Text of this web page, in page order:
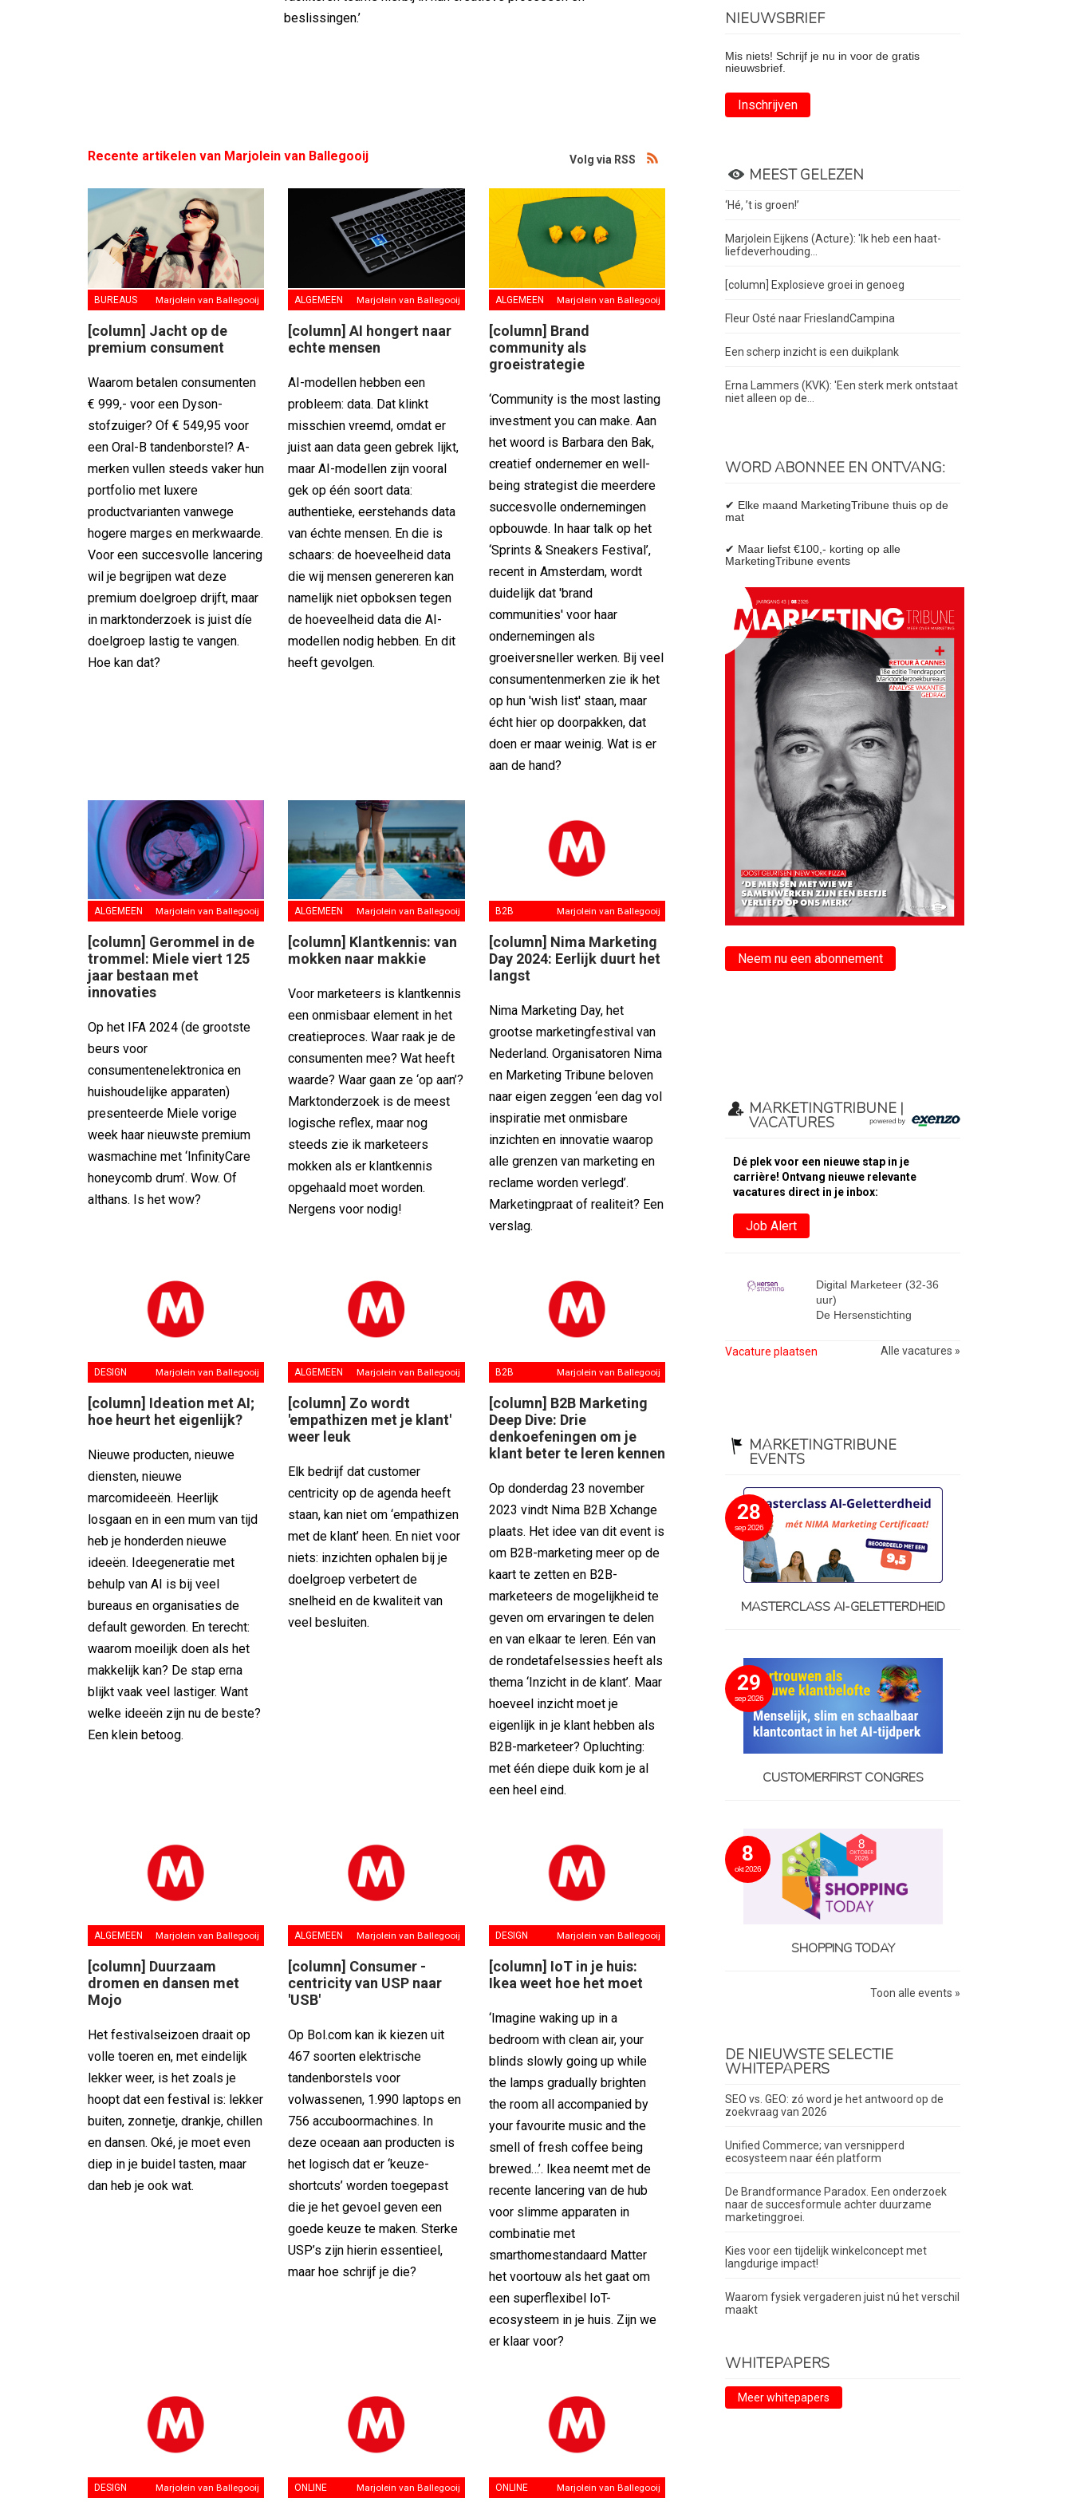
beslissingen.’
Recente artikelen van Marjolein van Ballegooij Volg via RSS
BUREAUS Marjolein van Ballegooij
[column] Jacht op de
premium consument
Waarom betalen consumenten
€ 999,- voor een Dyson-
stofzuiger? Of € 549,95 voor
een Oral-B tandenborstel? A-
merken vullen steeds vaker hun
portfolio met luxere
productvarianten vanwege
hogere marges en merkwaarde.
Voor een succesvolle lancering
wil je begrijpen wat deze
premium doelgroep drijft, maar
in marktonderzoek is juist díe
doelgroep lastig te vangen.
Hoe kan dat?
ALGEMEEN Marjolein van Ballegooij
[column] AI hongert naar
echte mensen
AI-modellen hebben een
probleem: data. Dat klinkt
misschien vreemd, omdat er
juist aan data geen gebrek lijkt,
maar AI-modellen zijn vooral
gek op één soort data:
authentieke, eerstehands data
van échte mensen. En die is
schaars: de hoeveelheid data
die wij mensen genereren kan
namelijk niet opboksen tegen
de hoeveelheid data die AI-
modellen nodig hebben. En dit
heeft gevolgen.
ALGEMEEN Marjolein van Ballegooij
[column] Brand
community als
groeistrategie
‘Community is the most lasting
investment you can make. Aan
het woord is Barbara den Bak,
creatief ondernemer en well-
being strategist die meerdere
succesvolle ondernemingen
opbouwde. In haar talk op het
‘Sprints & Sneakers Festival’,
recent in Amsterdam, wordt
duidelijk dat 'brand
communities' voor haar
ondernemingen als
groeiversneller werken. Bij veel
consumentenmerken zie ik het
op hun 'wish list' staan, maar
écht hier op doorpakken, dat
doen er maar weinig. Wat is er
aan de hand?
ALGEMEEN Marjolein van Ballegooij
[column] Gerommel in de
trommel: Miele viert 125
jaar bestaan met
innovaties
Op het IFA 2024 (de grootste
beurs voor
consumentenelektronica en
huishoudelijke apparaten)
presenteerde Miele vorige
week haar nieuwste premium
wasmachine met ‘InfinityCare
honeycomb drum’. Wow. Of
althans. Is het wow?
ALGEMEEN Marjolein van Ballegooij
[column] Klantkennis: van
mokken naar makkie
Voor marketeers is klantkennis
een onmisbaar element in het
creatieproces. Waar raak je de
consumenten mee? Wat heeft
waarde? Waar gaan ze ‘op aan’?
Marktonderzoek is de meest
logische reflex, maar nog
steeds zie ik marketeers
mokken als er klantkennis
opgehaald moet worden.
Nergens voor nodig!
B2B Marjolein van Ballegooij
[column] Nima Marketing
Day 2024: Eerlijk duurt het
langst
Nima Marketing Day, het
grootse marketingfestival van
Nederland. Organisatoren Nima
en Marketing Tribune beloven
naar eigen zeggen ‘een dag vol
inspiratie met onmisbare
inzichten en innovatie waarop
alle grenzen van marketing en
reclame worden verlegd’.
Marketingpraat of realiteit? Een
verslag.
DESIGN Marjolein van Ballegooij
[column] Ideation met AI;
hoe heurt het eigenlijk?
Nieuwe producten, nieuwe
diensten, nieuwe
marcomideeën. Heerlijk
losgaan en in een mum van tijd
heb je honderden nieuwe
ideeën. Ideegeneratie met
behulp van AI is bij veel
bureaus en organisaties de
default geworden. En terecht:
waarom moeilijk doen als het
makkelijk kan? De stap erna
blijkt vaak veel lastiger. Want
welke ideeën zijn nu de beste?
Een klein betoog.
ALGEMEEN Marjolein van Ballegooij
[column] Zo wordt
'empathizen met je klant'
weer leuk
Elk bedrijf dat customer
centricity op de agenda heeft
staan, kan niet om ‘empathizen
met de klant’ heen. En niet voor
niets: inzichten ophalen bij je
doelgroep verbetert de
snelheid en de kwaliteit van
veel besluiten.
B2B Marjolein van Ballegooij
[column] B2B Marketing
Deep Dive: Drie
denkoefeningen om je
klant beter te leren kennen
Op donderdag 23 november
2023 vindt Nima B2B Xchange
plaats. Het idee van dit event is
om B2B-marketing meer op de
kaart te zetten en B2B-
marketeers de mogelijkheid te
geven om ervaringen te delen
en van elkaar te leren. Eén van
de rondetafelsessies heeft als
thema ‘Inzicht in de klant’. Maar
hoeveel inzicht moet je
eigenlijk in je klant hebben als
B2B-marketeer? Opluchting:
met één diepe duik kom je al
een heel eind.
ALGEMEEN Marjolein van Ballegooij
[column] Duurzaam
dromen en dansen met
Mojo
Het festivalseizoen draait op
volle toeren en, met eindelijk
lekker weer, is het zoals je
hoopt dat een festival is: lekker
buiten, zonnetje, drankje, chillen
en dansen. Oké, je moet even
diep in je buidel tasten, maar
dan heb je ook wat.
ALGEMEEN Marjolein van Ballegooij
[column] Consumer -
centricity van USP naar
'USB'
Op Bol.com kan ik kiezen uit
467 soorten elektrische
tandenborstels voor
volwassenen, 1.990 laptops en
756 accuboormachines. In
deze oceaan aan producten is
het logisch dat er ‘keuze-
shortcuts’ worden toegepast
die je het gevoel geven een
goede keuze te maken. Sterke
USP’s zijn hierin essentieel,
maar hoe schrijf je die?
DESIGN Marjolein van Ballegooij
[column] IoT in je huis:
Ikea weet hoe het moet
‘Imagine waking up in a
bedroom with clean air, your
blinds slowly going up while
the lamps gradually brighten
the room all accompanied by
your favourite music and the
smell of fresh coffee being
brewed…’. Ikea neemt met de
recente lancering van de hub
voor slimme apparaten in
combinatie met
smarthomestandaard Matter
het voortouw als het gaat om
een superflexibel IoT-
ecosysteem in je huis. Zijn we
er klaar voor?
DESIGN Marjolein van Ballegooij ONLINE Marjolein van Ballegooij ONLINE Marjolein van Ballegooij
NIEUWSBRIEF
Mis niets! Schrijf je nu in voor de gratis
nieuwsbrief.
Inschrijven
MEEST GELEZEN
‘Hé, ’t is groen!’
Marjolein Eijkens (Acture): 'Ik heb een haat-
liefdeverhouding...
[column] Explosieve groei in genoeg
Fleur Osté naar FrieslandCampina
Een scherp inzicht is een duikplank
Erna Lammers (KVK): 'Een sterk merk ontstaat
niet alleen op de...
WORD ABONNEE EN ONTVANG:
✔ Elke maand MarketingTribune thuis op de
mat
✔ Maar liefst €100,- korting op alle
MarketingTribune events
Neem nu een abonnement
MARKETINGTRIBUNE |
VACATURES
Dé plek voor een nieuwe stap in je
carrière! Ontvang nieuwe relevante
vacatures direct in je inbox:
Job Alert
Digital Marketeer (32-36
uur)
De Hersenstichting
Vacature plaatsen Alle vacatures »
MARKETINGTRIBUNE
EVENTS
28
sep 2026
MASTERCLASS AI-GELETTERDHEID
29
sep 2026
CUSTOMERFIRST CONGRES
8
okt 2026
SHOPPING TODAY
Toon alle events »
DE NIEUWSTE SELECTIE
WHITEPAPERS
SEO vs. GEO: zó word je het antwoord op de
zoekvraag van 2026
Unified Commerce; van versnipperd
ecosysteem naar één platform
De Brandformance Paradox. Een onderzoek
naar de succesformule achter duurzame
marketinggroei.
Kies voor een tijdelijk winkelconcept met
langdurige impact!
Waarom fysiek vergaderen juist nú het verschil
maakt
WHITEPAPERS
Meer whitepapers